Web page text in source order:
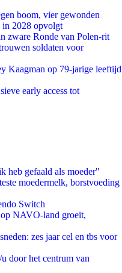
boom, vier gewonden
in 2028 opvolgt
zware Ronde van Polen-rit
soldaten voor
Kaagman op 79-jarige leeftijd
early access tot
heb gefaald als moeder"
moedermelk, borstvoeding
Switch
NAVO-land groeit,
zes jaar cel en tbs voor
door het centrum van